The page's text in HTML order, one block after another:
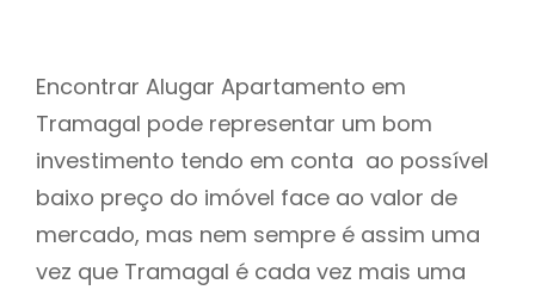
Encontrar Alugar Apartamento em
Tramagal pode representar um bom
investimento tendo em conta ao possível
baixo preço do imóvel face ao valor de
mercado, mas nem sempre é assim uma
vez que Tramagal é cada vez mais uma